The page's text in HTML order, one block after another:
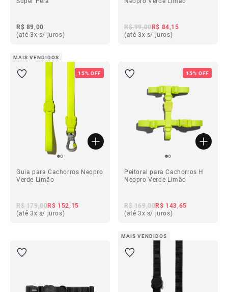
R$ 89,00
(até 3x s/ juros)
R$ 99,00R$ 84,15
(até 3x s/ juros)
MAIS VENDIDOS
15% OFF
Guia para Cachorros Neopro
Verde Limão
R$ 179,00R$ 152,15
(até 3x s/ juros)
15% OFF
Peitoral para Cachorros H
Neopro Verde Limão
R$ 169,00R$ 143,65
(até 3x s/ juros)
MAIS VENDIDOS